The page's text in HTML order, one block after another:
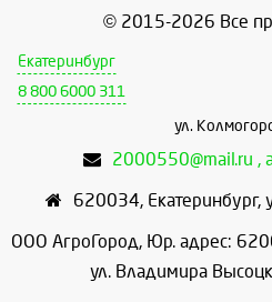
© 2015-2026 Все
Екатеринбург
8 800 6000 311
ул.
2000550@mail.ru ,
620034, Екатеринбург,
ООО АгроГород, Юр. адрес:
ул. Владимира